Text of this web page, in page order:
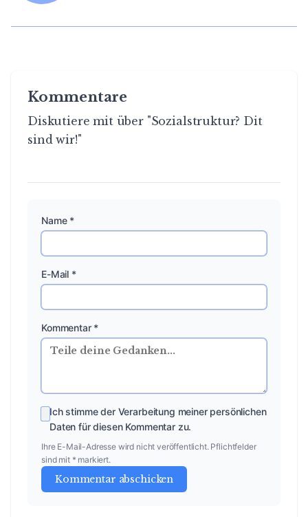
Kommentare
Diskutiere mit über "Sozialstruktur? Dit
sind wir!"
Name *
E-Mail *
Kommentar *
Ich stimme der Verarbeitung meiner persönlichen
Daten für diesen Kommentar zu.
Ihre E-Mail-Adresse wird nicht veröffentlicht. Pflichtfelder
sind mit * markiert.
Kommentar abschicken